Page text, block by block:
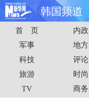
韩国频道
首页 时政
娱乐 体育
时尚 思客
首 页 内政
军事
地方
科技
评论
旅游
时尚
TV
商务